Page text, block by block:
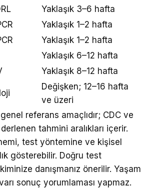
Yaklaşık 3–6 hafta
Yaklaşık 1–2 hafta
Yaklaşık 1–2 hafta
Yaklaşık 6–12 hafta
Yaklaşık 8–12 hafta
Değişken; 12–16 hafta
ve üzeri
referans amaçlıdır; CDC ve
tahmini aralıkları içerir.
test yöntemine ve kişisel
gösterebilir. Doğru test
danışmanız önerilir. Yaşam
sonuç yorumlaması yapmaz.